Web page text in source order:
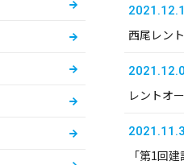
西尾レン
レントオ
「第1回